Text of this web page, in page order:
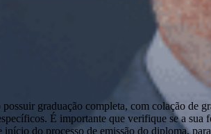
possuir graduação completa, com colação
É importante que verifique se a
início do processo de emissão do diploma,